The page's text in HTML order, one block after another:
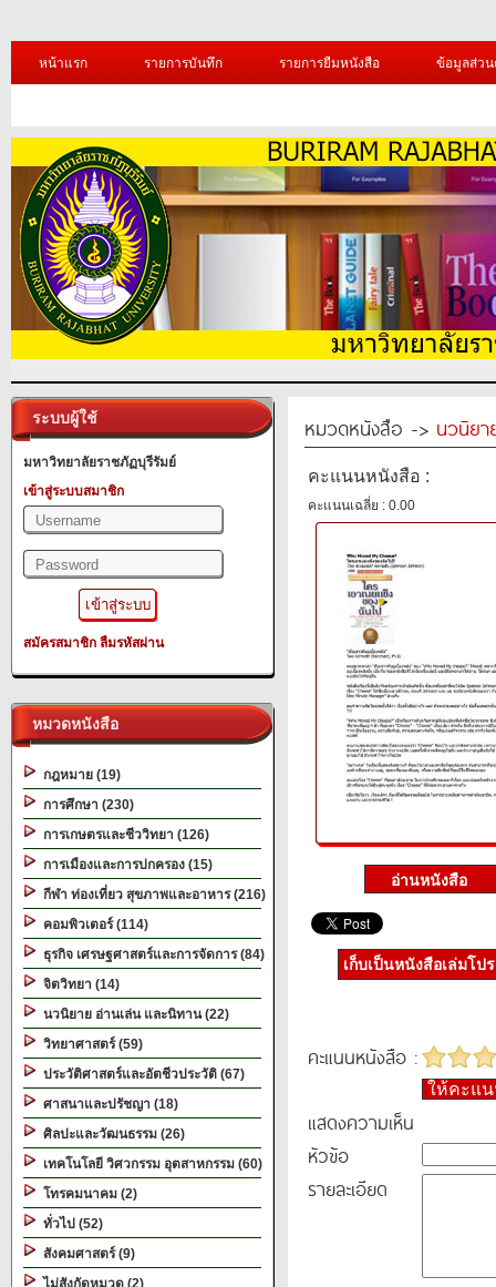
หน้าแรก รายการบันทึก รายการยืมหนังสือ ข้อมูลส่ว
ระบบผู้ใช้
มหาวิทยาลัยราชภัฏบุรีรัมย์
เข้าสู่ระบบสมาชิก
สมัครสมาชิก ลืมรหัสผ่าน
หมวดหนังสือ
กฎหมาย (19)
การศึกษา (230)
การเกษตรและชีววิทยา (126)
การเมืองและการปกครอง (15)
กีฬา ท่องเที่ยว สุขภาพและอาหาร (216)
คอมพิวเตอร์ (114)
ธุรกิจ เศรษฐศาสตร์และการจัดการ (84)
จิตวิทยา (14)
นวนิยาย อ่านเล่น และนิทาน (22)
วิทยาศาสตร์ (59)
ประวัติศาสตร์และอัตชีวประวัติ (67)
ศาสนาและปรัชญา (18)
ศิลปะและวัฒนธรรม (26)
เทคโนโลยี วิศวกรรม อุตสาหกรรม (60)
โทรคมนาคม (2)
ทั่วไป (52)
สังคมศาสตร์ (9)
ไม่สังกัดหมวด (2)
หมวดหนังสือ -> นวนิยา
คะแนนหนังสือ :
คะแนนเฉลี่ย : 0.00
เก็บเป็นหนังสือเล่มโป
คะแนนหนังสือ :
ให้คะแ
แสดงความเห็น
หัวข้อ
รายละเอียด